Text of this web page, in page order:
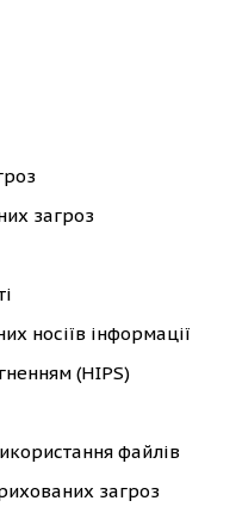
загроз
носіїв інформації
(HIPS)
файлів
загроз